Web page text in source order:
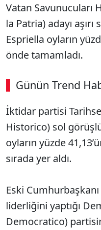
Vatan Savunucuları
la Patria) adayı
Espriella oyların
önde tamamladı.
Günün Trend
İktidar partisi
Historico) sol
oyların yüzde
sırada yer aldı.
Eski
liderliğini yaptığı
Democratico)